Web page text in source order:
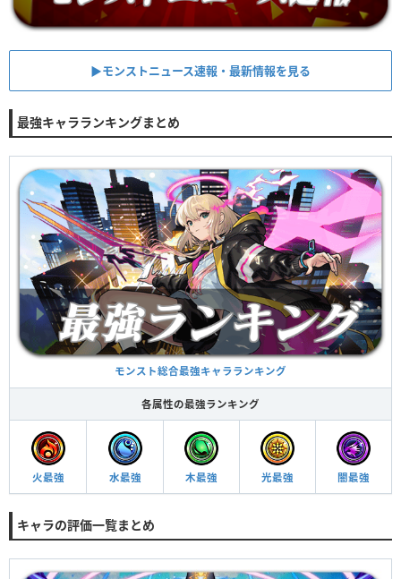
▶︎モンストニュース速報・最新情報を見る
最強キャラランキングまとめ
モンスト総合最強キャラランキング
各属性の最強ランキング
火最強 水最強 木最強 光最強 闇最強
キャラの評価一覧まとめ